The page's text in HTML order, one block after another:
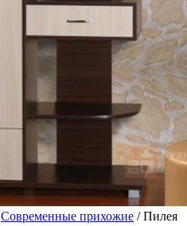
Современные прихожие / Пилея